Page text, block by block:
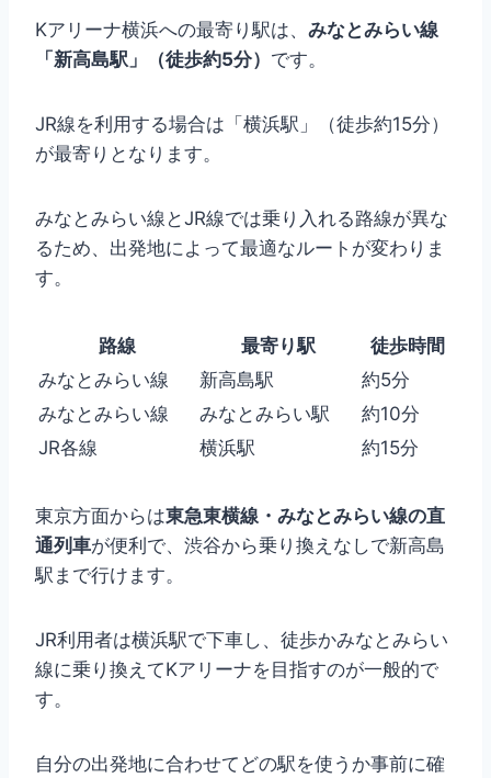
Kアリーナ横浜への最寄り駅は、 みなとみらい線
「新高島駅」（徒歩約5分） です。
JR線を利用する場合は「横浜駅」（徒歩約15分）
が最寄りとなります。
みなとみらい線とJR線では乗り入れる路線が異な
るため、出発地によって最適なルートが変わりま
す。
路線 最寄り駅
徒歩時間
みなとみらい線
新高島駅
約5分
みなとみらい線
みなとみらい駅
約10分
JR各線
横浜駅 約15分
東京方面からは東急東横線・みなとみらい線の直
通列車が便利で、渋谷から乗り換えなしで新高島
駅まで行けます。
JR利用者は横浜駅で下車し、徒歩かみなとみらい
線に乗り換えてKアリーナを目指すのが一般的で
す。
自分の出発地に合わせてどの駅を使うか事前に確